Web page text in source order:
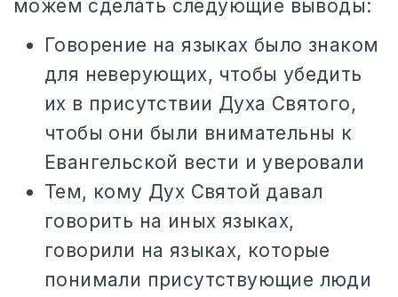
можем сделать следующие выводы:
Говорение на языках было знаком
для неверующих, чтобы убедить
их в присутствии Духа Святого,
чтобы они были внимательны к
Евангельской вести и уверовали
Тем, кому Дух Святой давал
говорить на иных языках,
говорили на языках, которые
понимали присутствующие люди